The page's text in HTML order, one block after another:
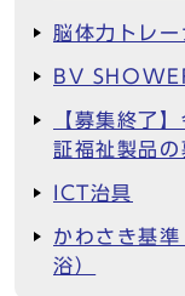
脳体力トレ
BV
【募集終了
証福祉製品の
ICT治具
かわさき基
浴）